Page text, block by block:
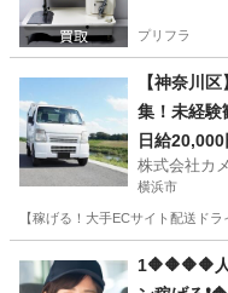
プリフラ
【神奈川
集！未経験
日給20,000
株式会社カ
横浜市
【稼げる！大手ECサイト配送ド
ドライバー
1🔶🔶🔶🔶